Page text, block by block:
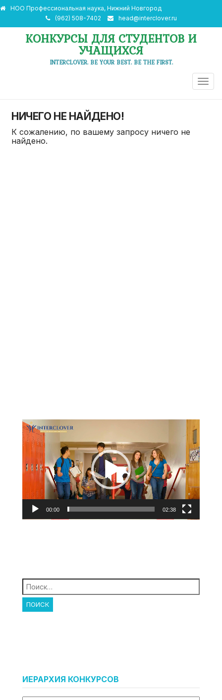
НОО Профессиональная наука, Нижний Новгород
(962) 508-7402
head@interclover.ru
КОНКУРСЫ ДЛЯ СТУДЕНТОВ И
УЧАЩИХСЯ
INTERCLOVER. BE YOUR BEST. BE THE FIRST.
НИЧЕГО НЕ НАЙДЕНО!
К сожалению, по вашему запросу ничего не
найдено.
Видеоплеер
00:00 02:38
Найти:
ИЕРАРХИЯ КОНКУРСОВ